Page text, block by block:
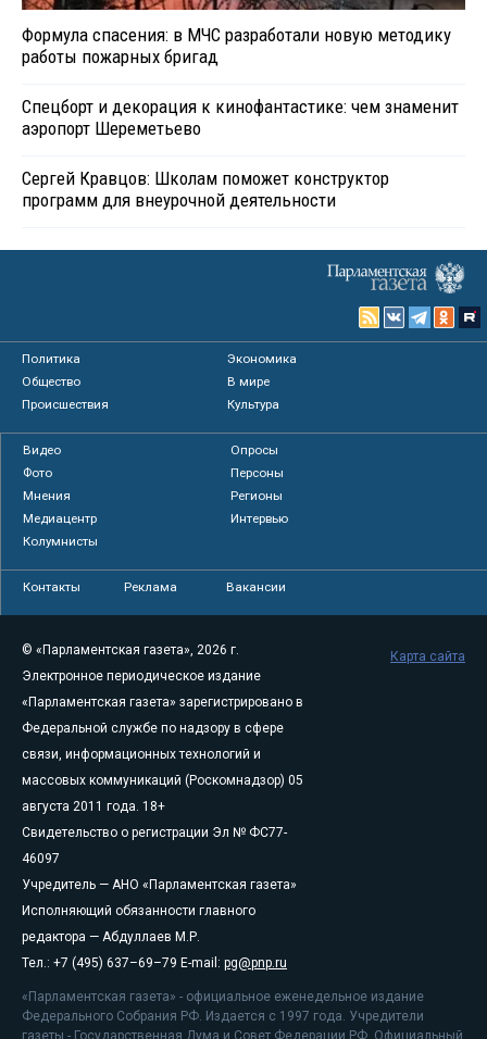
Формула спасения: в МЧС разработали новую методику
работы пожарных бригад
Спецборт и декорация к кинофантастике: чем знаменит
аэропорт Шереметьево
Сергей Кравцов: Школам поможет конструктор
программ для внеурочной деятельности
Политика
Экономика
Общество
В мире
Происшествия
Культура
Видео
Опросы
Фото
Персоны
Мнения
Регионы
Медиацентр
Интервью
Колумнисты
Контакты Реклама Вакансии
© «Парламентская газета», 2026 г.
Электронное периодическое издание
«Парламентская газета» зарегистрировано в
Федеральной службе по надзору в сфере
связи, информационных технологий и
массовых коммуникаций (Роскомнадзор) 05
августа 2011 года. 18+
Свидетельство о регистрации Эл № ФС77-
46097
Учредитель — АНО «Парламентская газета»
Исполняющий обязанности главного
редактора — Абдуллаев М.Р.
Тел.: +7 (495) 637–69–79 E-mail: pg@pnp.ru
«Парламентская газета» - официальное еженедельное издание
Федерального Собрания РФ. Издается с 1997 года. Учредители
газеты - Государственная Дума и Совет Федерации РФ. Официальный
Карта сайта